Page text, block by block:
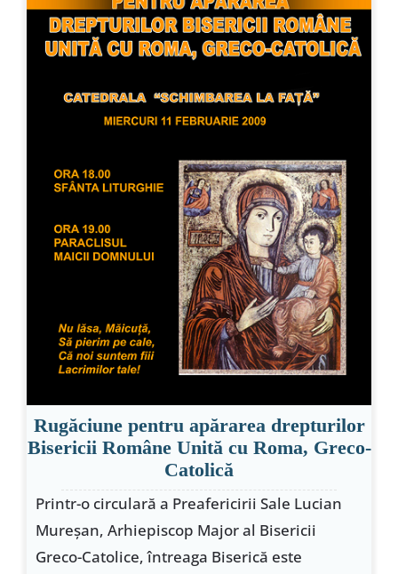
Rugăciune pentru apărarea drepturilor
Bisericii Române Unită cu Roma, Greco-
Catolică
Printr-o circulară a Preafericirii Sale Lucian
Mureşan, Arhiepiscop Major al Bisericii
Greco-Catolice, întreaga Biserică este